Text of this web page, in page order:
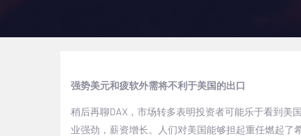
强势美元和疲软外需将不利于美国的出口
稍后再聊DAX ，市场转多表明投资者可能乐于看到
业强劲，薪资增长。人们对美国能够担起重任燃起